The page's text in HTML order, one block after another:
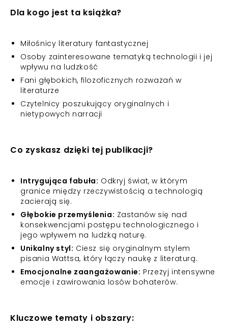
Dla kogo jest ta książka?
Miłośnicy literatury fantastycznej
Osoby zainteresowane tematyką technologii i jej
wpływu na ludzkość
Fani głębokich, filozoficznych rozważań w
literaturze
Czytelnicy poszukujący oryginalnych i
nietypowych narracji
Co zyskasz dzięki tej publikacji?
Intrygująca fabuła: Odkryj świat, w którym
granice między rzeczywistością a technologią
zacierają się.
Głębokie przemyślenia: Zastanów się nad
konsekwencjami postępu technologicznego i
jego wpływem na ludzką naturę.
Unikalny styl: Ciesz się oryginalnym stylem
pisania Wattsa, który łączy naukę z literaturą.
Emocjonalne zaangażowanie: Przeżyj intensywne
emocje i zawirowania losów bohaterów.
Kluczowe tematy i obszary: